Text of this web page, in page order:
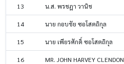
13 น.ส. พรชฎา วานิช
14 นาย กอบชัย ซอโสตถิกุล
15 นาย เพียรศักดิ์ ซอโสตถิกุล
16 MR. JOHN HARVEY CLENDON